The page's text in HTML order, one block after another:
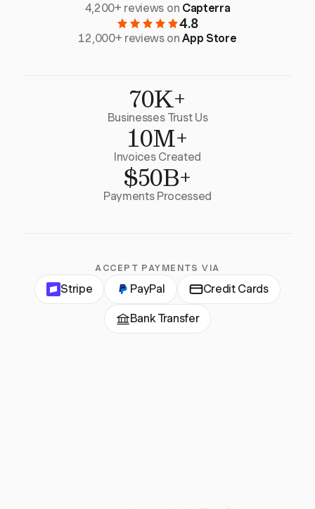
4,200+ reviews on Capterra
4.8
12,000+ reviews onApp Store
70K+
Businesses Trust Us
10M+
Invoices Created
$50B+
Payments Processed
ACCEPT PAYMENTS VIA
Stripe PayPal Credit Cards
Bank Transfer